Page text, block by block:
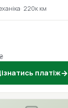
220к км
платіж→